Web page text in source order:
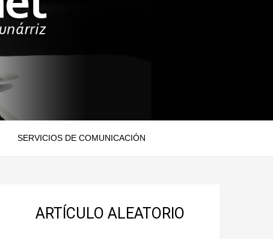
SERVICIOS DE COMUNICACIÓN
ARTÍCULO ALEATORIO